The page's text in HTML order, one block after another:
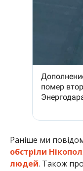
Раніше ми
обстріли
людей. Також